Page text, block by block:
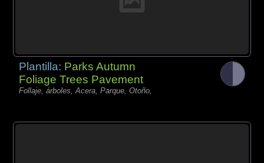
Plantilla: Parks Autumn
Foliage Trees Pavement
Follaje, árboles, Acera, Parque, Otoño,